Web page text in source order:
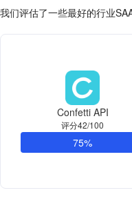
我们评估了一些最好的行业
Confetti API
评分42/100
75%